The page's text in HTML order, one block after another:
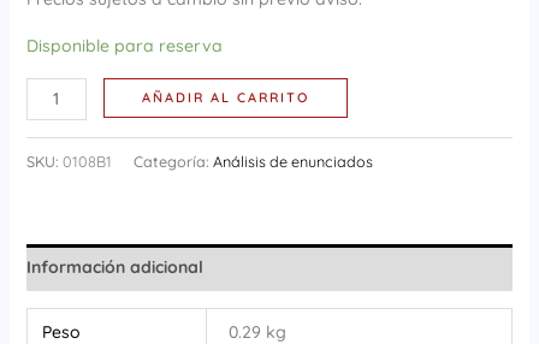
Disponible para reserva
AÑADIR AL CARRITO
SKU: 0108B1 Categoría: Análisis de enunciados
Información adicional
Peso 0.29 kg